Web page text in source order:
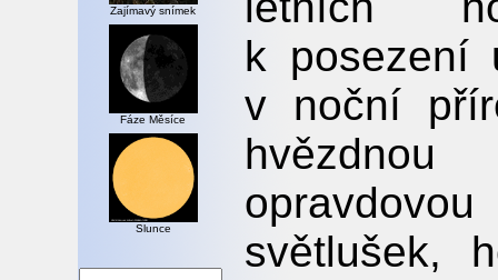
Zajímavý snímek
Fáze Měsíce
Slunce
k posezení
v noční
světlušek,